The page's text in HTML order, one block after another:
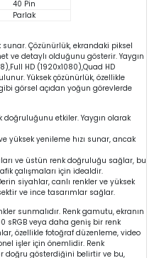
40 Pin
Parlak
Çözünürlük, ekrandaki piksel
ve detaylı olduğunu gösterir. Yaygın
HD (1920x1080),Quad HD
Yüksek çözünürlük, özellikle
görsel açıdan yoğun görevlerde
etkiler. Yaygın olarak
yüksek yenileme hızı sunar, ancak
ve üstün renk doğruluğu sağlar, bu
çalışmaları için idealdir.
siyahlar, canlı renkler ve yüksek
ve ince tasarımlar sağlar.
sunmalıdır. Renk gamutu, ekranın
sRGB veya daha geniş bir renk
özellikle fotoğraf düzenleme, video
işler için önemlidir. Renk
doğru gösterdiğini belirtir ve bu,